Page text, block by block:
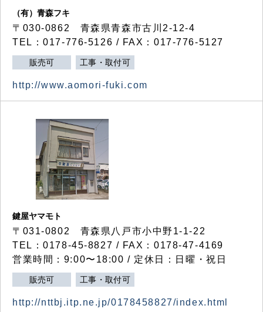
（有）青森フキ
〒030-0862 青森県青森市古川2-12-4
TEL：017-776-5126 / FAX：017-776-5127
販売可 工事・取付可
http://www.aomori-fuki.com
鍵屋ヤマモト
〒031-0802 青森県八戸市小中野1-1-22
TEL：0178-45-8827 / FAX：0178-47-4169
営業時間：9:00〜18:00 / 定休日：日曜・祝日
販売可 工事・取付可
http://nttbj.itp.ne.jp/0178458827/index.html